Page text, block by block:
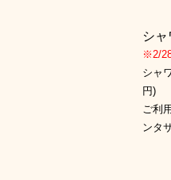
シ
※2/
シャ
円)
ご利
ンタ